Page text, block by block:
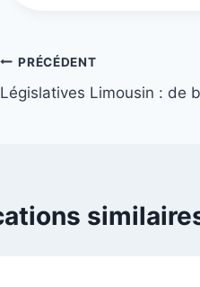
Navigation
de
PRÉCÉDENT
Législatives Limousin : de